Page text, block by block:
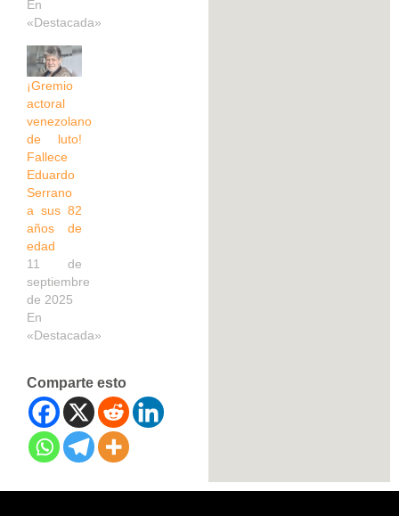
En
«Destacada»
¡Gremio
actoral
venezolano
de luto!
Fallece
Eduardo
Serrano
a sus 82
años de
edad
11 de
septiembre
de 2025
En
«Destacada»
Comparte esto